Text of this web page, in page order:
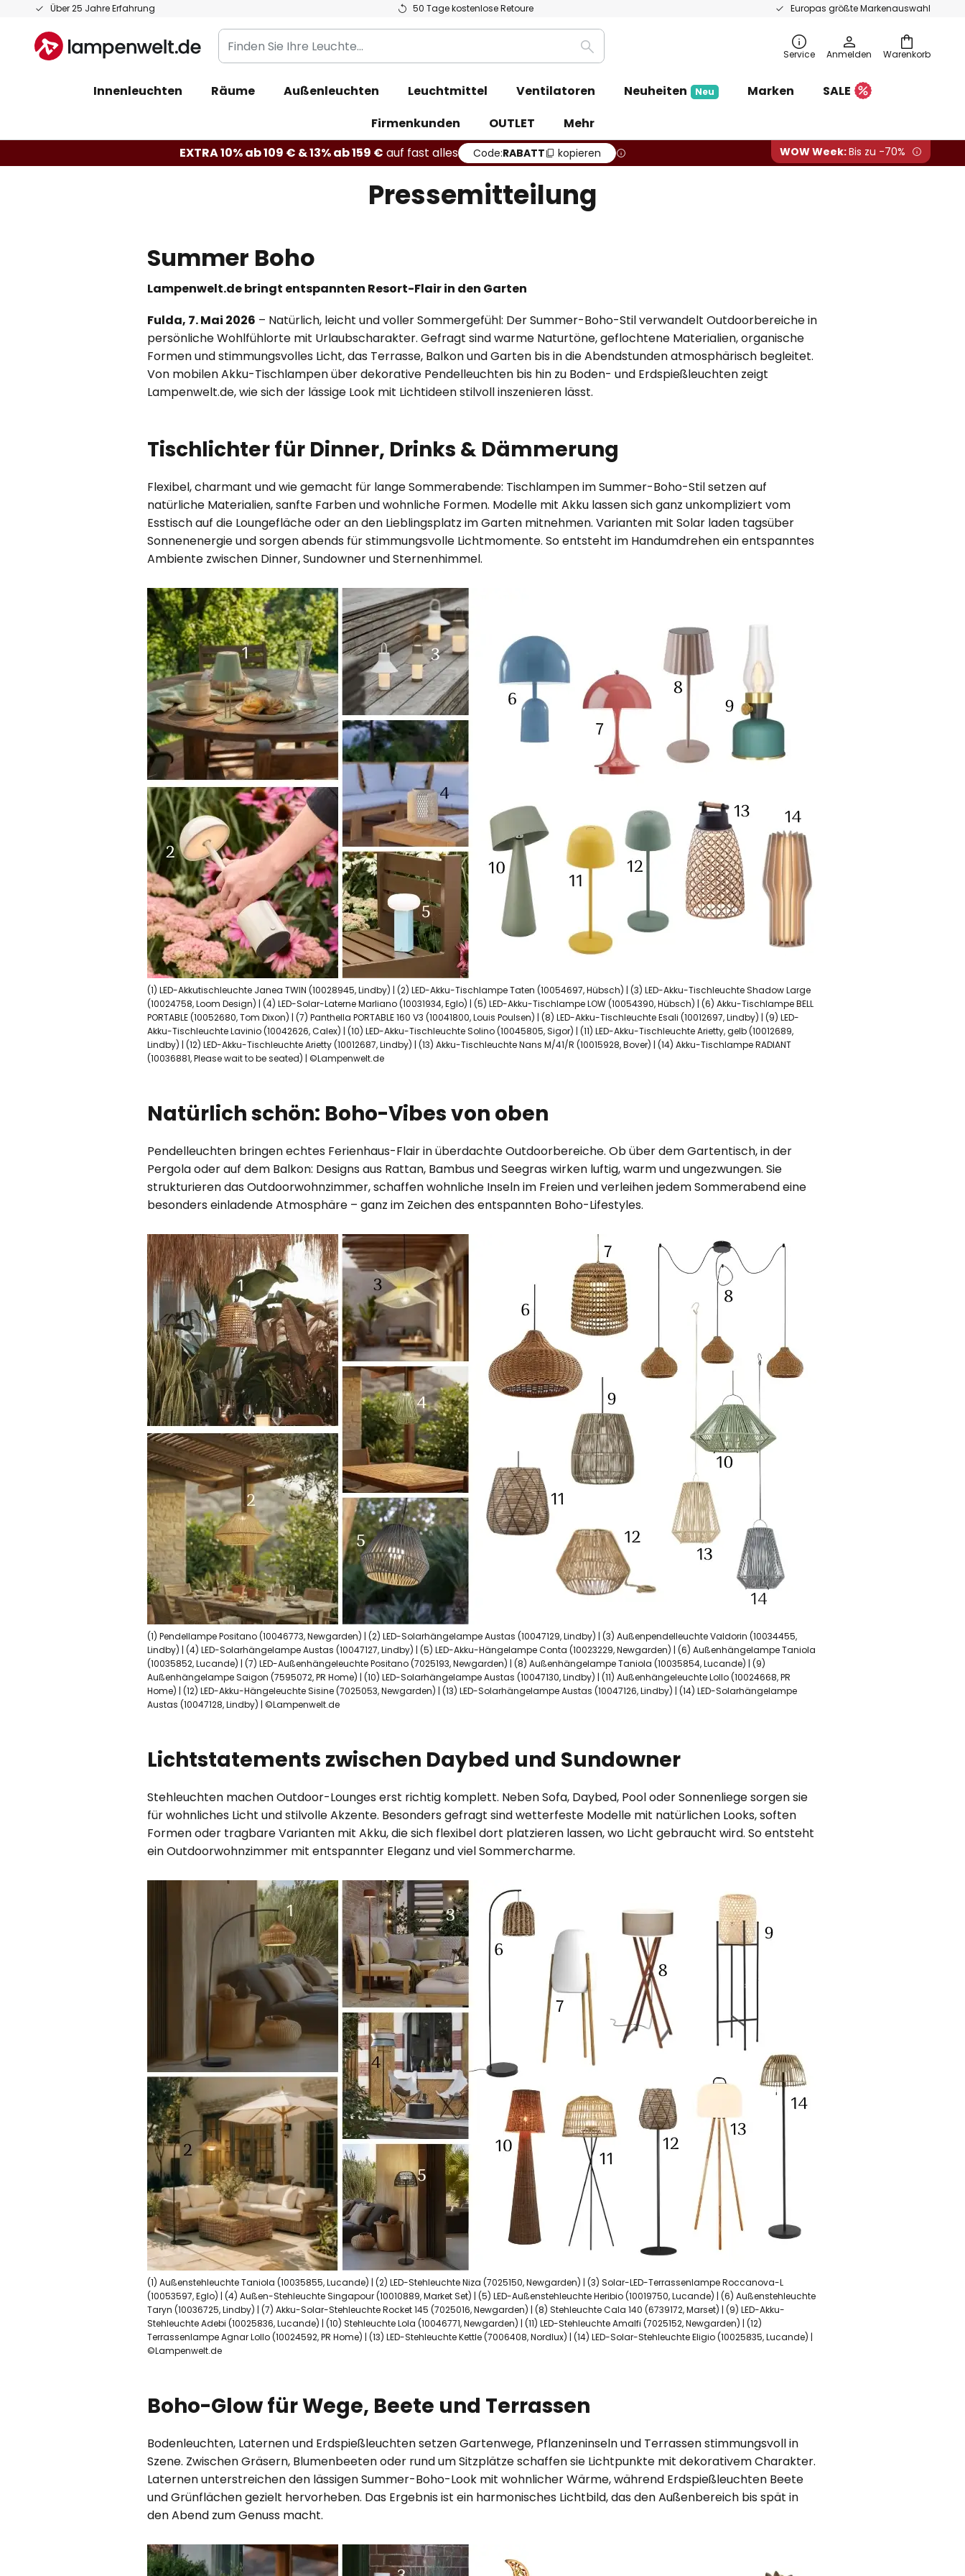
Über 25 Jahre Erfahrung 50 Tage kostenlose Retoure Europas größte Markenauswahl
Zum
springen
Warenkorb
Finden
Sie
Leuchte...
Suche Service Anmelden
Innenleuchten Räume Außenleuchten Leuchtmittel Ventilatoren Neuheiten Neu Marken
SALE
Firmenkunden
OUTLET
Mehr
EXTRA 10% ab 109 € & 13% ab 159 € auf fast alles Code:RABATT kopieren WOW Week:Bis zu -70%
Pressemitteilung
Summer Boho
Lampenwelt.de bringt entspannten Resort-Flair in den Garten
Fulda, 7. Mai 2026 – Natürlich, leicht und voller Sommergefühl: Der Summer-Boho-Stil verwandelt Outdoorbereiche in
persönliche Wohlfühlorte mit Urlaubscharakter. Gefragt sind warme Naturtöne, geflochtene Materialien, organische
Formen und stimmungsvolles Licht, das Terrasse, Balkon und Garten bis in die Abendstunden atmosphärisch begleitet.
Von mobilen Akku-Tischlampen über dekorative Pendelleuchten bis hin zu Boden- und Erdspießleuchten zeigt
Lampenwelt.de, wie sich der lässige Look mit Lichtideen stilvoll inszenieren lässt.
Tischlichter für Dinner, Drinks & Dämmerung
Flexibel, charmant und wie gemacht für lange Sommerabende: Tischlampen im Summer-Boho-Stil setzen auf
natürliche Materialien, sanfte Farben und wohnliche Formen. Modelle mit Akku lassen sich ganz unkompliziert vom
Esstisch auf die Loungefläche oder an den Lieblingsplatz im Garten mitnehmen. Varianten mit Solar laden tagsüber
Sonnenenergie und sorgen abends für stimmungsvolle Lichtmomente. So entsteht im Handumdrehen ein entspanntes
Ambiente zwischen Dinner, Sundowner und Sternenhimmel.
(1) LED-Akkutischleuchte Janea TWIN (10028945, Lindby) | (2) LED-Akku-Tischlampe Taten (10054697, Hübsch) | (3) LED-Akku-Tischleuchte Shadow Large
(10024758, Loom Design) | (4) LED-Solar-Laterne Marliano (10031934, Eglo) | (5) LED-Akku-Tischlampe LOW (10054390, Hübsch) | (6) Akku-Tischlampe BELL
PORTABLE (10052680, Tom Dixon) | (7) Panthella PORTABLE 160 V3 (10041800, Louis Poulsen) | (8) LED-Akku-Tischleuchte Esali (10012697, Lindby) | (9) LED-
Akku-Tischleuchte Lavinio (10042626, Calex) | (10) LED-Akku-Tischleuchte Solino (10045805, Sigor) | (11) LED-Akku-Tischleuchte Arietty, gelb (10012689,
Lindby) | (12) LED-Akku-Tischleuchte Arietty (10012687, Lindby) | (13) Akku-Tischleuchte Nans M/41/R (10015928, Bover) | (14) Akku-Tischlampe RADIANT
(10036881, Please wait to be seated) | ©Lampenwelt.de
Natürlich schön: Boho-Vibes von oben
Pendelleuchten bringen echtes Ferienhaus-Flair in überdachte Outdoorbereiche. Ob über dem Gartentisch, in der
Pergola oder auf dem Balkon: Designs aus Rattan, Bambus und Seegras wirken luftig, warm und ungezwungen. Sie
strukturieren das Outdoorwohnzimmer, schaffen wohnliche Inseln im Freien und verleihen jedem Sommerabend eine
besonders einladende Atmosphäre – ganz im Zeichen des entspannten Boho-Lifestyles.
(1) Pendellampe Positano (10046773, Newgarden) | (2) LED-Solarhängelampe Austas (10047129, Lindby) | (3) Außenpendelleuchte Valdorin (10034455,
Lindby) | (4) LED-Solarhängelampe Austas (10047127, Lindby) | (5) LED-Akku-Hängelampe Conta (10023229, Newgarden) | (6) Außenhängelampe Taniola
(10035852, Lucande) | (7) LED-Außenhängeleuchte Positano (7025193, Newgarden) | (8) Außenhängelampe Taniola (10035854, Lucande) | (9)
Außenhängelampe Saigon (7595072, PR Home) | (10) LED-Solarhängelampe Austas (10047130, Lindby) | (11) Außenhängeleuchte Lollo (10024668, PR
Home) | (12) LED-Akku-Hängeleuchte Sisine (7025053, Newgarden) | (13) LED-Solarhängelampe Austas (10047126, Lindby) | (14) LED-Solarhängelampe
Austas (10047128, Lindby) | ©Lampenwelt.de
Lichtstatements zwischen Daybed und Sundowner
Stehleuchten machen Outdoor-Lounges erst richtig komplett. Neben Sofa, Daybed, Pool oder Sonnenliege sorgen sie
für wohnliches Licht und stilvolle Akzente. Besonders gefragt sind wetterfeste Modelle mit natürlichen Looks, soften
Formen oder tragbare Varianten mit Akku, die sich flexibel dort platzieren lassen, wo Licht gebraucht wird. So entsteht
ein Outdoorwohnzimmer mit entspannter Eleganz und viel Sommercharme.
(1) Außenstehleuchte Taniola (10035855, Lucande) | (2) LED-Stehleuchte Niza (7025150, Newgarden) | (3) Solar-LED-Terrassenlampe Roccanova-L
(10053597, Eglo) | (4) Außen-Stehleuchte Singapour (10010889, Market Set) | (5) LED-Außenstehleuchte Heribio (10019750, Lucande) | (6) Außenstehleuchte
Taryn (10036725, Lindby) | (7) Akku-Solar-Stehleuchte Rocket 145 (7025016, Newgarden) | (8) Stehleuchte Cala 140 (6739172, Marset) | (9) LED-Akku-
Stehleuchte Adebi (10025836, Lucande) | (10) Stehleuchte Lola (10046771, Newgarden) | (11) LED-Stehleuchte Amalfi (7025152, Newgarden) | (12)
Terrassenlampe Agnar Lollo (10024592, PR Home) | (13) LED-Stehleuchte Kettle (7006408, Nordlux) | (14) LED-Solar-Stehleuchte Eligio (10025835, Lucande) |
©Lampenwelt.de
Boho-Glow für Wege, Beete und Terrassen
Bodenleuchten, Laternen und Erdspießleuchten setzen Gartenwege, Pflanzeninseln und Terrassen stimmungsvoll in
Szene. Zwischen Gräsern, Blumenbeeten oder rund um Sitzplätze schaffen sie Lichtpunkte mit dekorativem Charakter.
Laternen unterstreichen den lässigen Summer-Boho-Look mit wohnlicher Wärme, während Erdspießleuchten Beete
und Grünflächen gezielt hervorheben. Das Ergebnis ist ein harmonisches Lichtbild, das den Außenbereich bis spät in
den Abend zum Genuss macht.